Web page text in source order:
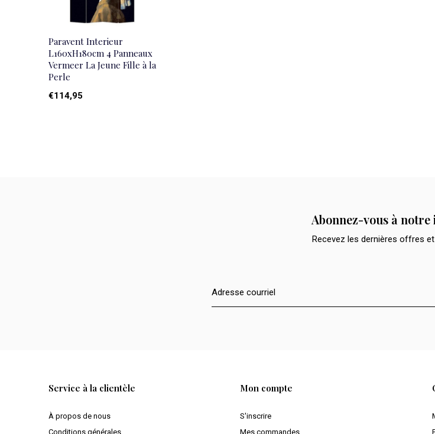
Paravent Interieur
L160xH180cm 4 Panneaux
Vermeer La Jeune Fille à la
Perle
€114,95
Abonnez-vous à
Recevez les dernières offres
Service à la clientèle
À propos de nous
Conditions générales
Mon compte
S'inscrire
Mes commandes